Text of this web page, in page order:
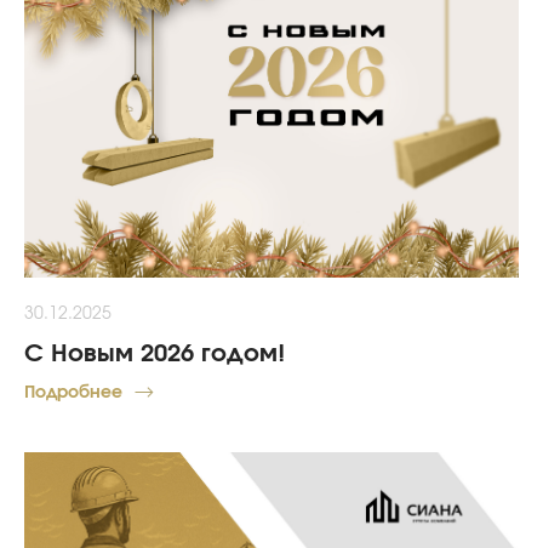
30.12.2025
С Новым 2026 годом!
Подробнее